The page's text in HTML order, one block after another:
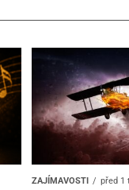
ZAJÍMAVOSTI před 1